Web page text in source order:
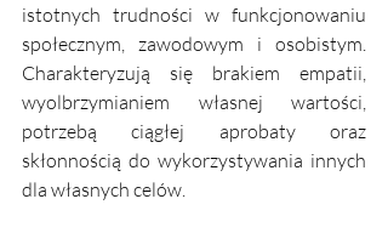
istotnych trudności w funkcjonowaniu
społecznym, zawodowym i osobistym.
Charakteryzują się brakiem empatii,
wyolbrzymianiem własnej wartości,
potrzebą ciągłej aprobaty oraz
skłonnością do wykorzystywania innych
dla własnych celów.